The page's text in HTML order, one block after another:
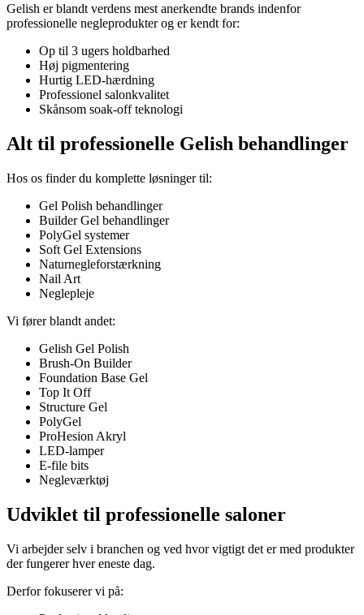
Gelish er blandt verdens mest anerkendte brands indenfor
professionelle negleprodukter og er kendt for:
Op til 3 ugers holdbarhed
Høj pigmentering
Hurtig LED-hærdning
Professionel salonkvalitet
Skånsom soak-off teknologi
Alt til professionelle Gelish behandlinger
Hos os finder du komplette løsninger til:
Gel Polish behandlinger
Builder Gel behandlinger
PolyGel systemer
Soft Gel Extensions
Naturnegleforstærkning
Nail Art
Neglepleje
Vi fører blandt andet:
Gelish Gel Polish
Brush-On Builder
Foundation Base Gel
Top It Off
Structure Gel
PolyGel
ProHesion Akryl
LED-lamper
E-file bits
Negleværktøj
Udviklet til professionelle saloner
Vi arbejder selv i branchen og ved hvor vigtigt det er med produkter
der fungerer hver eneste dag.
Derfor fokuserer vi på: